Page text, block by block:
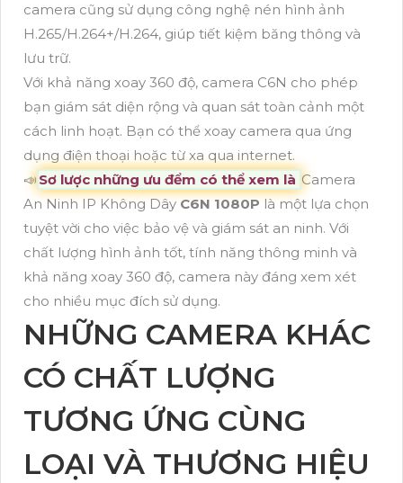
camera cũng sử dụng công nghệ nén hình ảnh
H.265/H.264+/H.264, giúp tiết kiệm băng thông và
lưu trữ.
Với khả năng xoay 360 độ, camera C6N cho phép
bạn giám sát diện rộng và quan sát toàn cảnh một
cách linh hoạt. Bạn có thể xoay camera qua ứng
dụng điện thoại hoặc từ xa qua internet.
📣 Sơ lược những ưu đểm có thể xem là Camera
An Ninh IP Không Dây C6N 1080P là một lựa chọn
tuyệt vời cho việc bảo vệ và giám sát an ninh. Với
chất lượng hình ảnh tốt, tính năng thông minh và
khả năng xoay 360 độ, camera này đáng xem xét
cho nhiều mục đích sử dụng.
NHỮNG CAMERA KHÁC
CÓ CHẤT LƯỢNG
TƯƠNG ỨNG CÙNG
LOẠI VÀ THƯƠNG HIỆU